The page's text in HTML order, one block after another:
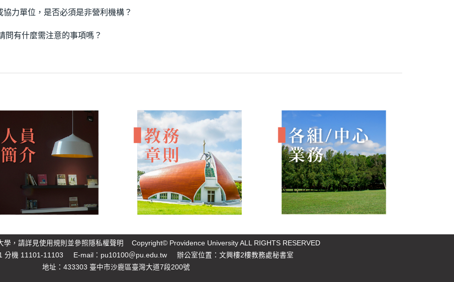
力單位，是否必須是非營利機構？
問有什麼需注意的事項嗎？
學，請詳見使用規則 並參照 隱私權聲明 Copyright© Providence University ALL RIGHTS RESERVED
分機 11101-11103 E-mail： pu10100＠pu.edu.tw 辦公室位置：文興樓2樓教務處秘書室
地址：433303 臺中市沙鹿區臺灣大道7段200號